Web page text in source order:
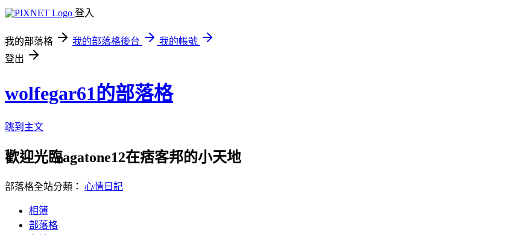
登入
我的部落格 我的部落格後台
我的帳號
登出
wolfegar61的部落格
跳到主文
歡迎光臨agatone12在痞客邦的小天地
部落格全站分類： 心情日記
相簿
部落格